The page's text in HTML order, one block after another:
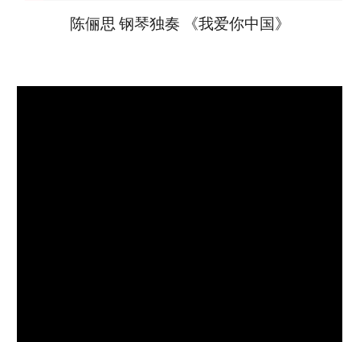
陈俪思 钢琴独奏 《我爱你中国》